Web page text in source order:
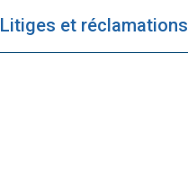
Litiges et réclamations